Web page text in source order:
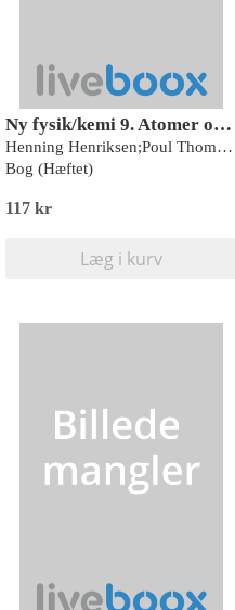
Ny fysik/kemi 9. Atomer og stråling
Henning Henriksen;Poul Thomsen;Ejvind Flensted-Jensen
Bog (Hæftet)
117 kr
Læg i kurv